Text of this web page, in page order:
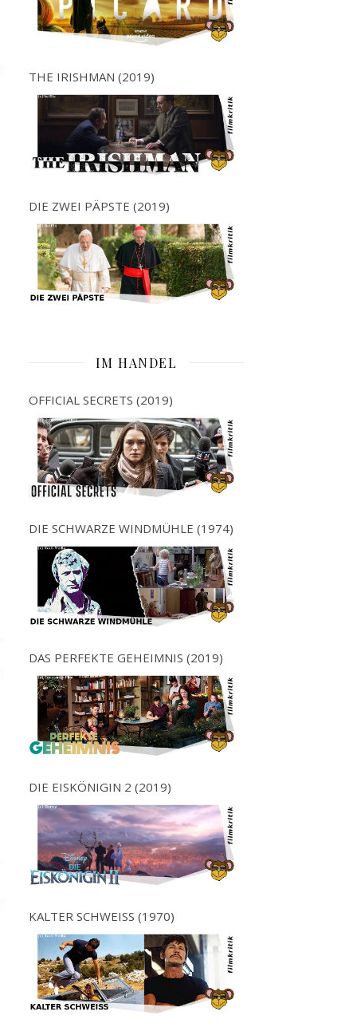
THE IRISHMAN (2019)
DIE ZWEI PÄPSTE (2019)
IM HANDEL
OFFICIAL SECRETS (2019)
DIE SCHWARZE WINDMÜHLE (1974)
DAS PERFEKTE GEHEIMNIS (2019)
DIE EISKÖNIGIN 2 (2019)
KALTER SCHWEISS (1970)